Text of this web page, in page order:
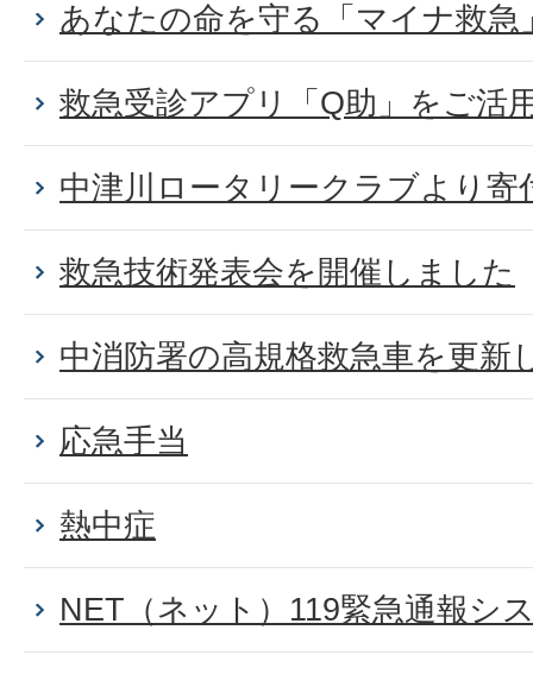
あなたの命を守る「マイナ救急
救急受診アプリ「Q助」をご活
中津川ロータリークラブより
救急技術発表会を開催しました
中消防署の高規格救急車を更新
応急手当
熱中症
NET（ネット）119緊急通報シ